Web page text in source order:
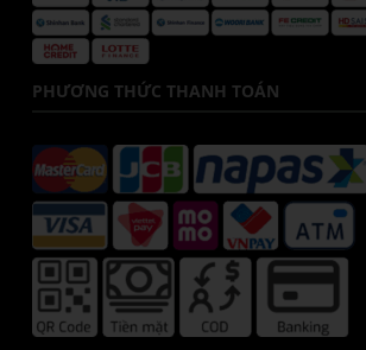
PHƯƠNG THỨC THANH TOÁN